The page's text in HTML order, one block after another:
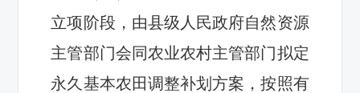
立项阶段，由县级人民政府自然资源
主管部门会同农业农村主管部门拟定
永久基本农田调整补划方案，按照有